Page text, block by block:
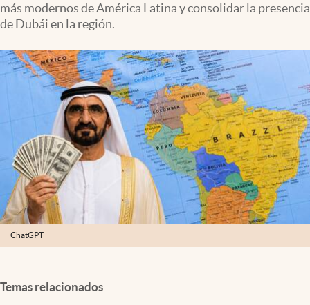
Lifestyle
más modernos de América Latina y consolidar la presencia
de Dubái en la región.
ChatGPT
Temas relacionados